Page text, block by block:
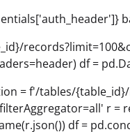
df =
= f'/tables/
r =
df =